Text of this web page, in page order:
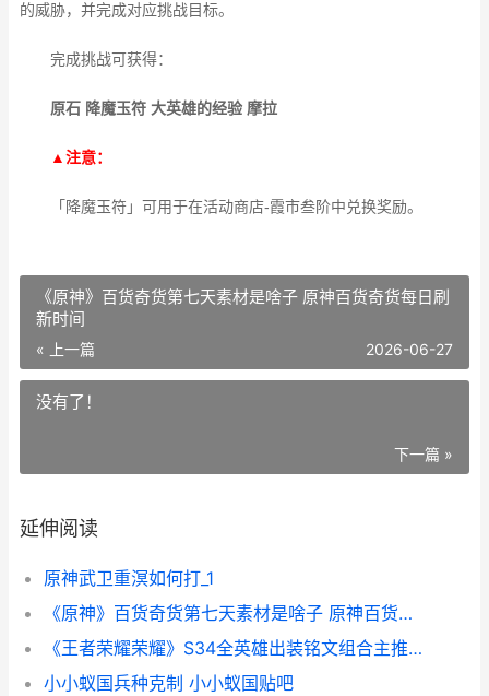
的威胁，并完成对应挑战目标。
完成挑战可获得：
原石 降魔玉符 大英雄的经验 摩拉
▲注意：
「降魔玉符」可用于在活动商店-霞市叁阶中兑换奖励。
《原神》百货奇货第七天素材是啥子 原神百货奇货每日刷
新时间
« 上一篇 2026-06-27
没有了！
下一篇 »
延伸阅读
原神武卫重溟如何打_1
《原神》百货奇货第七天素材是啥子 原神百货奇货每日刷新时间
《王者荣耀荣耀》S34全英雄出装铭文组合主推集合 王者荣耀荣耀之章命运篇
小小蚁国兵种克制 小小蚁国贴吧